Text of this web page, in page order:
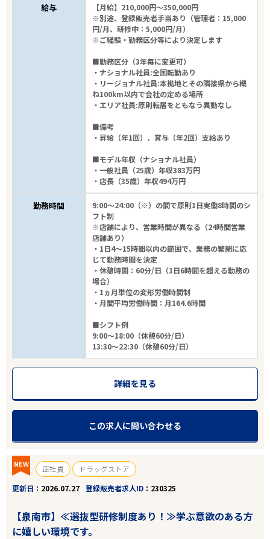
エリアで探す 駅から探す
泉南市
4件から検索する
給与
【月給】210,000円～350,000円
※別途、登録販売者手当あり（管理者：15,000
円/月、研修中：5,000円/月）
※ご経験・勤務区分等により決定します
■勤務区分（3年毎に変更可）
・ナショナル社員:全国転勤あり
・リージョナル社員:本拠地とその隣接県から概
ね100km以内で会社の定める場所
・エリア社員:原則転居をともなう異動なし
■備考
・昇給（年1回）、賞与（年2回）支給あり
■モデル年収（ナショナル社員）
・一般社員（25歳）年収383万円
・店長（35歳）年収494万円
勤務時間
9:00～24:00（※）の間で原則1日実働8時間のシ
フト制
※店舗により、営業時間が異なる（24時間営業
店舗あり）
・1日4～15時間以内の範囲で、業務の繁閑に応
じて勤務時間を決定
・休憩時間：60分/日（1日6時間を超える勤務の
場合）
・1ヵ月単位の変形労働時間制
・月間平均労働時間：月164.6時間
■シフト例
9:00～18:00（休憩60分/日）
13:30～22:30（休憩60分/日）
詳細を見る
この求人に問い合わせる
NEW 正社員
ドラッグストア
更新日
2026.07.27 登録販売者求人ID 230325
【泉南市】≪選抜型研修制度あり！≫学ぶ意欲のある方
に嬉しい環境です。